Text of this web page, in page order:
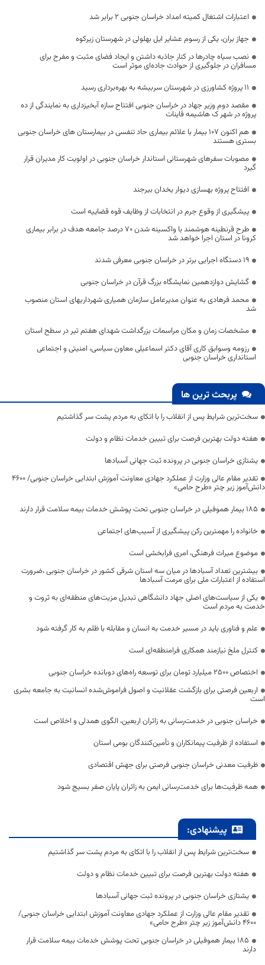
اعتبارات اشتغال کمیته امداد خراسان جنوبی ۲ برابر شد
جهاز بران، یکی از رسوم عشایر ایل بهلولی در شهرستان زیرکوه
نصب سیاه چادرها در کنار جاذبه داشتن و ایجاد فضای مثبت و مفرح برای
مسافران در جلوگیری از حوادث جاده‌ای موثر است
۱۱ پروژه کشاورزی در شهرستان سربیشه به بهره‌برداری رسید
مقصد دوم وزیر جهاد در خراسان جنوبی افتتاح سازه آبخیزداری به نمایندگی از ده
پروژه در شهر ک هاشیمه قاینات
هم اکنون 107 بیمار با علائم بیماری حاد تنفسی در بیمارستان های خراسان جنوبی
بستری هستند
مصوبات سفرهای شهرستانی استاندار خراسان جنوبی در اولویت کار مدیران قرار
گیرد
افتتاح پروژه بهسازی دیوار یخدان بیرجند
پیشگیری از وقوع جرم در انتخابات از وظایف قوه قضاییه است
طرح قرنطینه هوشمند با واکسینه شدن ۷۰ درصد جامعه هدف در برابر بیماری
کرونا در استان اجرا خواهد شد
۱۹ دستگاه اجرایی برتر در خراسان جنوبی معرفی شدند
گشایش دوازدهمین نمایشگاه بزرگ قرآن در خراسان جنوبی
محمد فرهادی به عنوان مدیرعامل سازمان همیاری شهرداریهای استان منصوب
شد
مشخصات زمان و مکان مراسمات بزرگداشت شهدای هفتم تیر در سطح استان
رزومه وسوابق کاری آقای دکتر اسماعیلی معاون سیاسی، امنیتی و اجتماعی
استانداری خراسان جنوبی
پربحث ترین ها
سخت‌ترین شرایط پس از انقلاب را با اتکای به مردم پشت سر گذاشتیم
هفته دولت بهترین فرصت برای تبیین خدمات نظام و دولت
یشتازی خراسان جنوبی در پرونده ثبت جهانی آسبادها
تقدیر مقام عالی وزارت از عملکرد جهادی معاونت آموزش ابتدایی خراسان جنوبی/ ۴۶۰۰
دانش‌آموز زیر چتر «طرح حامی»
۱۸۵ بیمار هموفیلی در خراسان جنوبی تحت پوشش خدمات بیمه سلامت قرار دارند
خانواده را مهمترین رکن پیشگیری از آسیب‌های اجتماعی
موضوع میراث فرهنگی، امری فرابخشی است
بیشترین تعداد آسبادها در میان سه استان شرقی کشور در خراسان جنوبی ،ضرورت
استفاده از اعتبارات ملی برای مرمت آسبادها
یکی از سیاست‌های اصلی جهاد دانشگاهی تبدیل مزیت‌های منطقه‌ای به ثروت و
خدمت به مردم است
علم و فناوری باید در مسیر خدمت به انسان و مقابله با ظلم به کار گرفته شود
کنترل ملخ نیازمند همکاری فرامنطقه‌ای است
اختصاص 2500 میلیارد تومان برای توسعه راه‌های دوبانده خراسان جنوبی
اربعین فرصتی برای بازگشت عقلانیت و اصول فراموش‌شده انسانیت به جامعه بشری
است
خراسان جنوبی در خدمت‌رسانی به زائران اربعین، الگوی همدلی و اخلاص است
استفاده از ظرفیت پیمانکاران و تأمین‌کنندگان بومی استان
ظرفیت معدنی خراسان جنوبی فرصتی برای جهش اقتصادی
همه ظرفیت‌ها برای خدمت‌رسانی ایمن به زائران پایان صفر بسیج شود
پیشنهادی:
سخت‌ترین شرایط پس از انقلاب را با اتکای به مردم پشت سر گذاشتیم
هفته دولت بهترین فرصت برای تبیین خدمات نظام و دولت
یشتازی خراسان جنوبی در پرونده ثبت جهانی آسبادها
تقدیر مقام عالی وزارت از عملکرد جهادی معاونت آموزش ابتدایی خراسان جنوبی/
۴۶۰۰ دانش‌آموز زیر چتر «طرح حامی»
۱۸۵ بیمار هموفیلی در خراسان جنوبی تحت پوشش خدمات بیمه سلامت قرار
دارند